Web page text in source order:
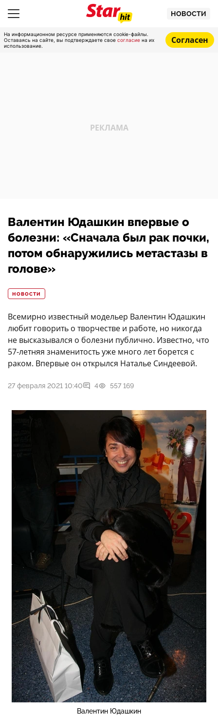
НОВОСТИ
На информационном ресурсе применяются cookie-файлы.
Оставаясь на сайте, вы подтверждаете свое согласие на их
использование.
Согласен
Валентин Юдашкин впервые о
болезни: «Сначала был рак почки,
потом обнаружились метастазы в
голове»
НОВОСТИ
Всемирно известный модельер Валентин Юдашкин
любит говорить о творчестве и работе, но никогда
не высказывался о болезни публично. Известно, что
57-летняя знаменитость уже много лет борется с
раком. Впервые он открылся Наталье Синдеевой.
27 февраля 2021 10:40 4 557 169
Валентин Юдашкин